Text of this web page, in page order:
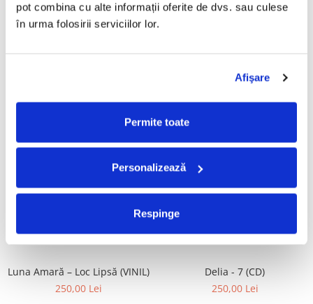
pot combina cu alte informații oferite de dvs. sau culese
în urma folosirii serviciilor lor.
Afişare
Permite toate
Personalizează
Respinge
ADAUGA IN COS
50,00 Lei
Cargo- Spiritus Sanctus (Editie
150,00 Lei
Vița De Vie – În Corzi (Live
220,00 Lei
Luna Amară – Loc Lipsă (VINIL)
250,00 Lei
Delia - 7 (CD)
250,00 Lei